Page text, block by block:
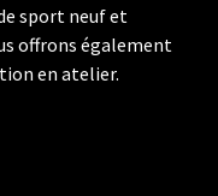
sport neuf et
offrons également
en atelier.